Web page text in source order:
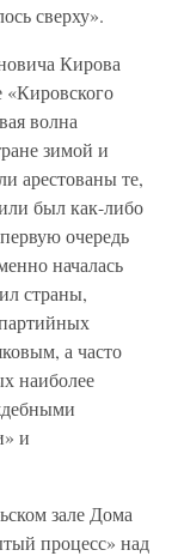
сверху».
Кирова
«Кировского
волна
зимой и
арестованы те,
был как-либо
очередь
началась
страны,
а часто
наиболее
и
зале Дома
процесс» над